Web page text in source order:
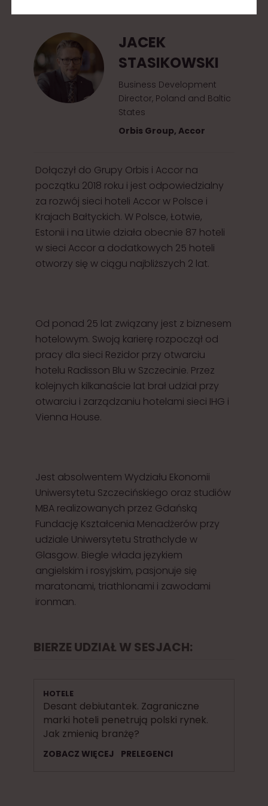
2
0
1
5
JACEK
STASIKOWSKI
Business Development
Director, Poland and Baltic
States
Orbis Group, Accor
Dołączył do Grupy Orbis i Accor na
początku 2018 roku i jest odpowiedzialny
za rozwój sieci hoteli Accor w Polsce i
Krajach Bałtyckich. W Polsce, Łotwie,
Estonii i na Litwie działa obecnie 87 hoteli
w sieci Accor a dodatkowych 25 hoteli
otworzy się w ciągu najbliższych 2 lat.
Od ponad 25 lat związany jest z biznesem
hotelowym. Swoją karierę rozpoczął od
pracy dla sieci Rezidor przy otwarciu
hotelu Radisson Blu w Szczecinie. Przez
kolejnych kilkanaście lat brał udział przy
otwarciu i zarządzaniu hotelami sieci IHG i
Vienna House.
Jest absolwentem Wydziału Ekonomii
Uniwersytetu Szczecińskiego oraz studiów
MBA realizowanych przez Gdańską
Fundację Kształcenia Menadżerów przy
udziale Uniwersytetu Strathclyde w
Glasgow. Biegle włada językiem
angielskim i rosyjskim, pasjonuje się
maratonami, triathlonami i zawodami
ironman.
BIERZE UDZIAŁ W SESJACH:
HOTELE
Desant debiutantek. Zagraniczne
marki hoteli penetrują polski rynek.
Jak zmienią branżę?
ZOBACZ WIĘCEJ PRELEGENCI